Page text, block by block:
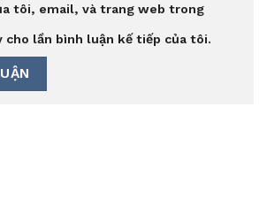
tôi, email, và trang web trong
cho lần bình luận kế tiếp của tôi.